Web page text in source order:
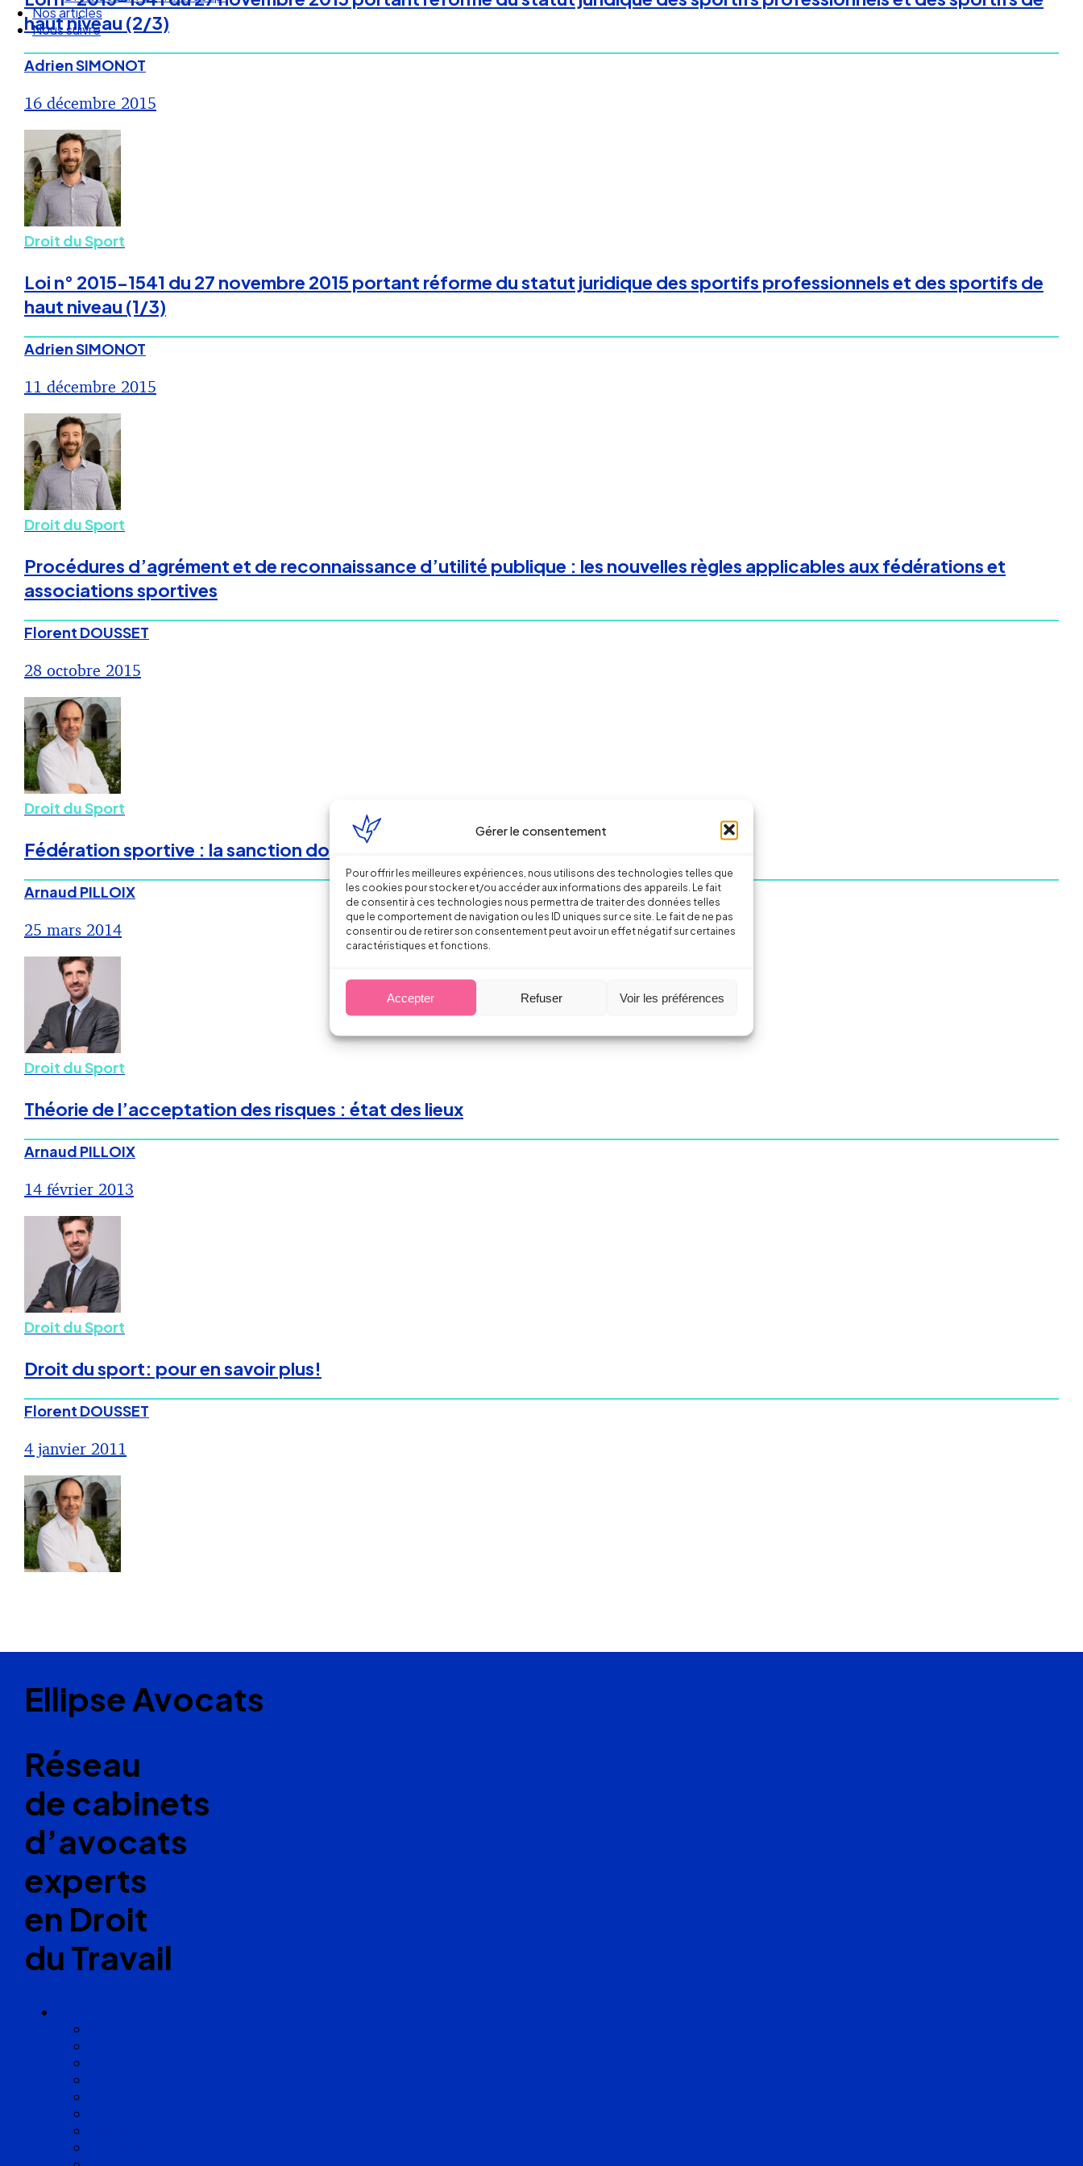
Gérer le consentement
Pour offrir les meilleures expériences, nous utilisons des technologies telles que
les cookies pour stocker et/ou accéder aux informations des appareils. Le fait
de consentir à ces technologies nous permettra de traiter des données telles
que le comportement de navigation ou les ID uniques sur ce site. Le fait de ne pas
consentir ou de retirer son consentement peut avoir un effet négatif sur certaines
caractéristiques et fonctions.
Accepter Refuser Voir les préférences
Nous suivre
haut niveau (2/3)
Adrien SIMONOT
16 décembre 2015
Droit du Sport
Loi n° 2015-1541 du 27 novembre 2015 portant réforme du statut juridique des sportifs professionnels et des sportifs de
haut niveau (1/3)
Adrien SIMONOT
11 décembre 2015
Droit du Sport
Procédures d’agrément et de reconnaissance d’utilité publique : les nouvelles règles applicables aux fédérations et
associations sportives
Florent DOUSSET
28 octobre 2015
Droit du Sport
Fédération sportive : la sanction doit être proportionnée !
Arnaud PILLOIX
25 mars 2014
Droit du Sport
Théorie de l’acceptation des risques : état des lieux
Arnaud PILLOIX
14 février 2013
Droit du Sport
Droit du sport: pour en savoir plus!
Florent DOUSSET
4 janvier 2011
Ellipse Avocats
Réseau
de cabinets
d’avocats
experts
en Droit
du Travail